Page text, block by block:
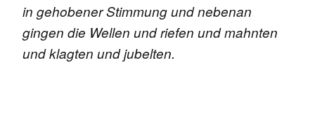
in gehobener Stimmung und nebenan
gingen die Wellen und riefen und mahnten
und klagten und jubelten.